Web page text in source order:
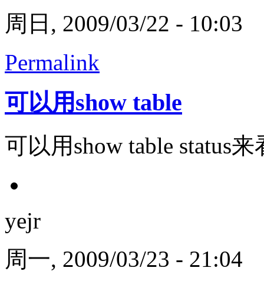
周日, 2009/03/22 - 10:03
Permalink
可以用show table
可以用show table status
yejr
周一, 2009/03/23 - 21:04